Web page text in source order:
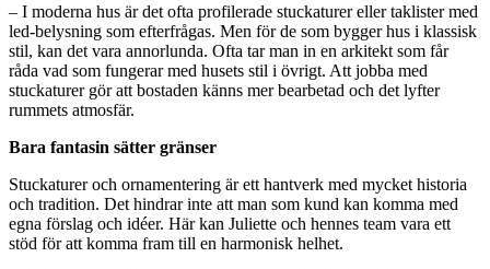
– I moderna hus är det ofta profilerade stuckaturer eller taklister med
led-belysning som efterfrågas. Men för de som bygger hus i klassisk
stil, kan det vara annorlunda. Ofta tar man in en arkitekt som får
råda vad som fungerar med husets stil i övrigt. Att jobba med
stuckaturer gör att bostaden känns mer bearbetad och det lyfter
rummets atmosfär.
Bara fantasin sätter gränser
Stuckaturer och ornamentering är ett hantverk med mycket historia
och tradition. Det hindrar inte att man som kund kan komma med
egna förslag och idéer. Här kan Juliette och hennes team vara ett
stöd för att komma fram till en harmonisk helhet.